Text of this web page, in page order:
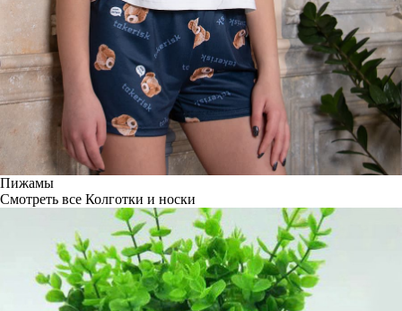
Пижамы
Смотреть все Колготки и носки